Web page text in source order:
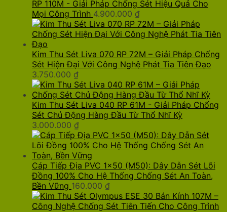
RP 110M - Giải Pháp Chống Sét Hiệu Quả Cho
Mọi Công Trình 4.900.000 ₫
Kim Thu Sét Liva 070 RP 72M – Giải Pháp Chống
Sét Hiện Đại Với Công Nghệ Phát Tia Tiên Đạo
3.750.000 ₫
Kim Thu Sét Liva 040 RP 61M - Giải Pháp Chống
Sét Chủ Động Hàng Đầu Từ Thổ Nhĩ Kỳ
3.000.000 ₫
Cáp Tiếp Địa PVC 1x50 (M50): Dây Dẫn Sét Lõi
Đồng 100% Cho Hệ Thống Chống Sét An Toàn,
Bền Vững 160.000 ₫